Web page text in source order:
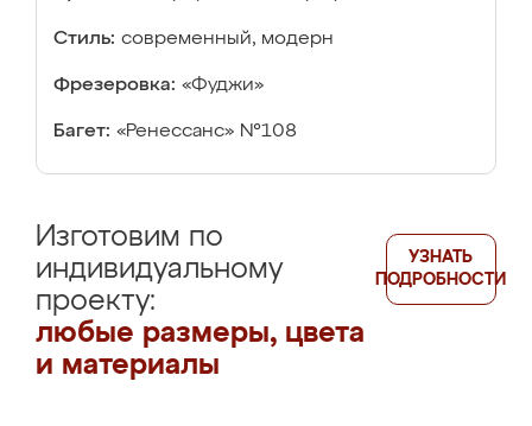
Стиль: современный, модерн
Фрезеровка: «Фуджи»
Багет: «Ренессанс» №108
Изготовим по
индивидуальному
проекту:
любые размеры, цвета
и материалы
УЗНАТЬ
ПОДРОБНОСТИ